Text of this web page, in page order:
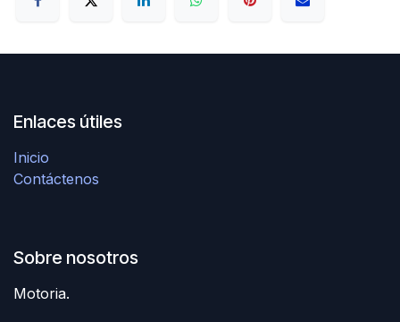
Enlaces útiles
Inicio
Contáctenos
Sobre nosotros
Motoria.